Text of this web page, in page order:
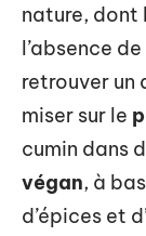
nature, dont
l’absence
retrouver un
miser sur le
cumin dans
végan, à
d’épices et